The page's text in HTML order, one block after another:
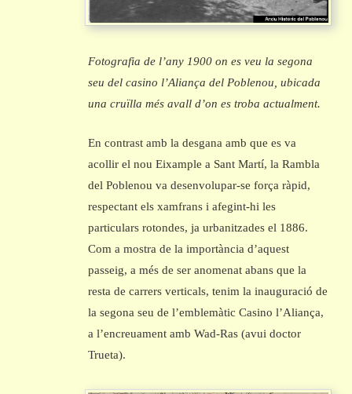
Fotografia de l’any 1900 on es veu la segona
seu del casino l’Aliança del Poblenou, ubicada
una cruïlla més avall d’on es troba actualment.
En contrast amb la desgana amb que es va
acollir el nou Eixample a Sant Martí, la Rambla
del Poblenou va desenvolupar-se força ràpid,
respectant els xamfrans i afegint-hi les
particulars rotondes, ja urbanitzades el 1886.
Com a mostra de la importància d’aquest
passeig, a més de ser anomenat abans que la
resta de carrers verticals, tenim la inauguració de
la segona seu de l’emblemàtic Casino l’Aliança,
a l’encreuament amb Wad-Ras (avui doctor
Trueta).